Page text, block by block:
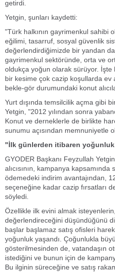
getirdi.
Yetgin, şunları kaydetti:
"Türk halkının gayrimenkul sahibi
eğilimi, tasarruf, sosyal güvenlik
değerlendirdiğimizde bir yandan
gayrimenkul sektöründe, orta ve
oldukça yoğun olarak sürüyor.
bir kesime çok cazip koşullarda ev
bekle-gör durumundaki konut
Yurt dışında temsilcilik açma gibi
Yetgin, "2012 yılından sonra
Konut ve derneklerle de birlikte
sunumu açısından memnuniyetle
"İlk günlerden itibaren yoğunluk
GYODER Başkanı Feyzullah
alıcısının, kampanya
ödemedeki indirim avantajından,
seçeneğine kadar cazip fırsatları
söyledi.
Özellikle ilk evini almak
değerlendireceğini düşündüğünü
başlar başlamaz satış ofisleri
yoğunluk yaşandı. Çoğunlukla
gösterilmesinden de, vatandaşın
istediğini ve bunun için de
Bu ilginin süreceğine ve satış